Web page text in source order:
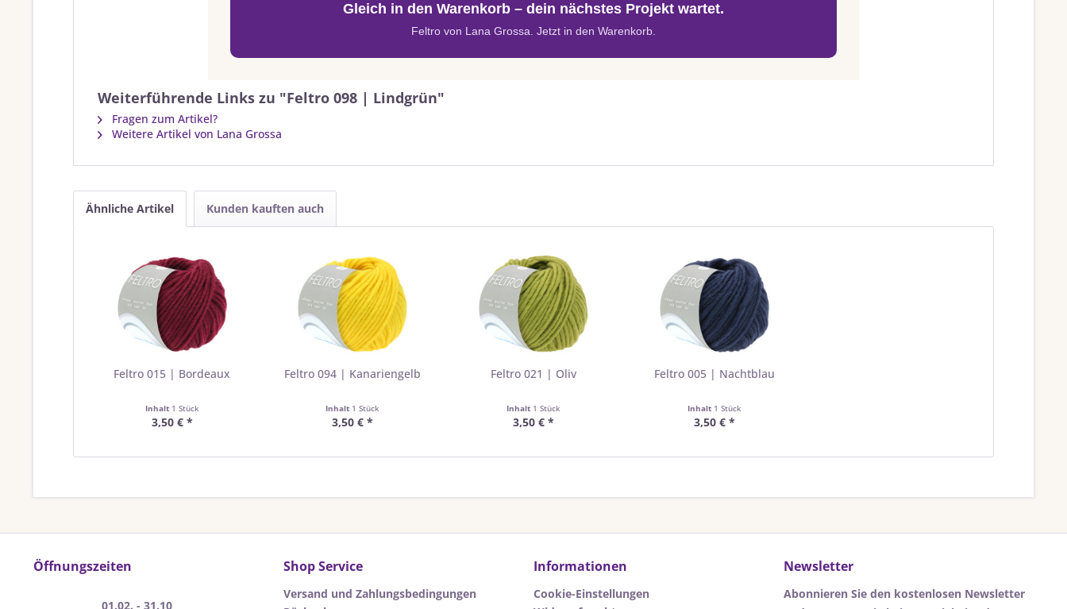
Gleich in den Warenkorb – dein nächstes Projekt wartet.
Feltro von Lana Grossa. Jetzt in den Warenkorb.
Weiterführende Links zu "Feltro 098 | Lindgrün"
Fragen zum Artikel?
Weitere Artikel von Lana Grossa
Ähnliche Artikel Kunden kauften auch
Feltro 015 | Bordeaux
Inhalt 1 Stück
3,50 € *
Feltro 094 | Kanariengelb
Inhalt 1 Stück
3,50 € *
Feltro 021 | Oliv
Inhalt 1 Stück
3,50 € *
Feltro 005 | Nachtblau
Inhalt 1 Stück
3,50 € *
Öffnungszeiten
01.02. - 31.10
Shop Service
Versand und Zahlungsbedingungen
Informationen
Cookie-Einstellungen
Newsletter
Abonnieren Sie den kostenlosen Newsletter